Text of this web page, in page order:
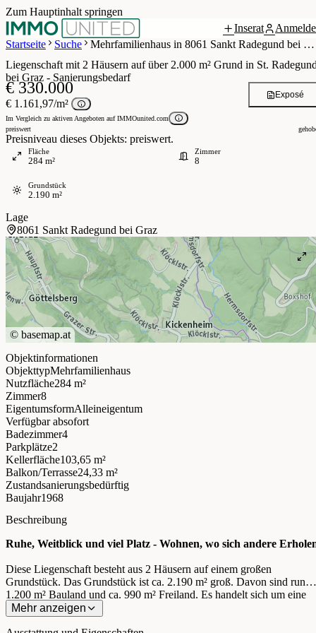
Zum Hauptinhalt springen
Inserat
Startseite
Suche Mehrfamilienhaus in 8061 Sankt Radegund bei Graz
/ 46
Liegenschaft mit 2 Häusern auf über 2.000 m² Grund in St.
bei Graz - Sanierungsbedarf
€ 330.000
€ 1.161,97/m²
Im Vergleich zu aktiven Angeboten auf IMMOunited.com
preiswert
Preisniveau dieses Objekts: preiswert.
Exposé
Fläche
284 m²
Zimmer
8
Grundstück
2.190 m²
Lage
8061 Sankt Radegund bei Graz
© basemap.at
Objektinformationen
ObjekttypMehrfamilienhaus
Nutzfläche284 m²
Zimmer8
EigentumsformAlleineigentum
Verfügbar absofort
Badezimmer4
Parkplätze2
Kellerfläche103,65 m²
Balkon/Terrasse24,33 m²
Zustandsanierungsbedürftig
Baujahr1968
Beschreibung
Ruhe, Weitblick und viel Platz - Wohnen, wo sich andere
Diese Liegenschaft besteht aus 2 Häusern auf einem großen
Grundstück. Das Grundstück ist ca. 2.190 m² groß. Davon sind rund
1.200 m² Bauland und ca. 990 m² Freiland. Es handelt sich um eine
Hanglage.
Sie befindet sich im beliebten Luftkurort St. Radegund bei Graz ca.
Mehr anzeigen